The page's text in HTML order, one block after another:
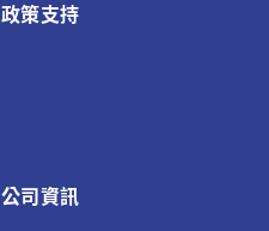
政策支持
公司資訊